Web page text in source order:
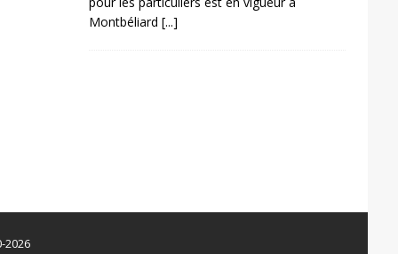
Montbéliard [...]
2026